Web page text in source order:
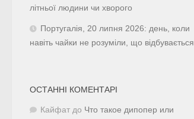
літньої людини чи хворого
Португалія, 20 липня 2026: день, коли
навіть чайки не розуміли, що відбувається
ОСТАННІ КОМЕНТАРІ
Кайфат до Что такое дипопер или